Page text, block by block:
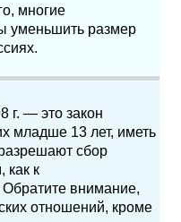
многие
уменьшить размер
г. — это закон
младше 13 лет, иметь
сбор
как к
внимание,
отношений, кроме